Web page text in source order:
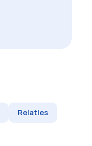
Relaties